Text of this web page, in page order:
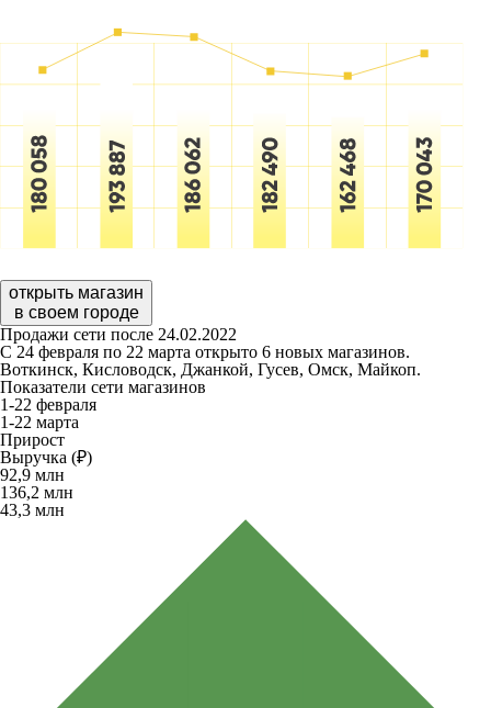
открыть магазин
в своем городе
Продажи сети после 24.02.2022
С 24 февраля по 22 марта открыто 6 новых магазинов.
Воткинск, Кисловодск, Джанкой, Гусев, Омск, Майкоп.
Показатели сети магазинов
1-22 февраля
1-22 марта
Прирост
Выручка (₽)
92,9 млн
136,2 млн
43,3 млн